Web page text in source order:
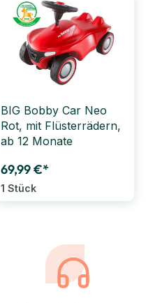
BIG Bobby Car Neo
Rot, mit Flüsterrädern,
ab 12 Monate
69,99 €*
1 Stück